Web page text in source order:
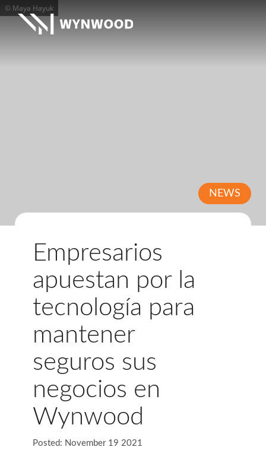
© Maya Hayuk
NEWS
Empresarios
apuestan por la
tecnología para
mantener
seguros sus
negocios en
Wynwood
Posted: November 19 2021